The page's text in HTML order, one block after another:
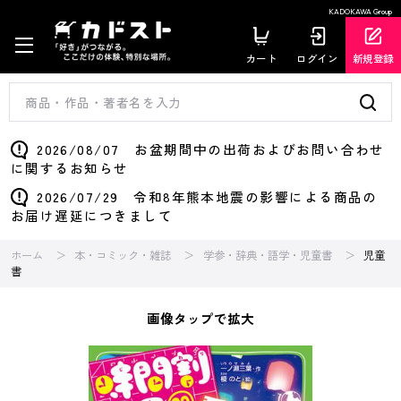
KADOKAWA Group
カート ログイン 新規登録
2026/08/07 お盆期間中の出荷およびお問い合わせ
に関するお知らせ
2026/07/29 令和8年熊本地震の影響による商品の
お届け遅延につきまして
ホーム 本・コミック・雑誌 学参・辞典・語学・児童書
児童
書
画像タップで拡大